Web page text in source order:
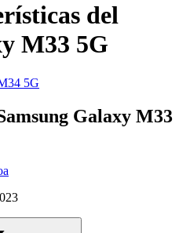
del
M33 5G
5G
Galaxy M33